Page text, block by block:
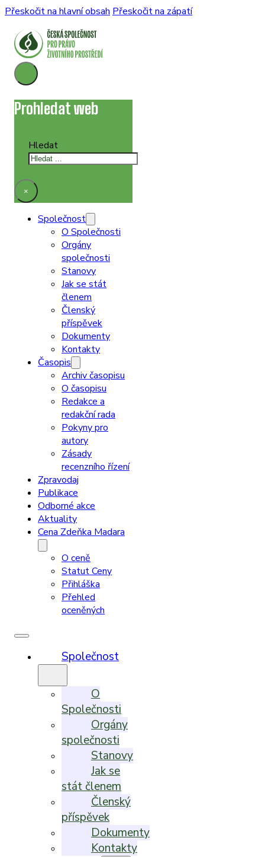
Přeskočit na hlavní obsah Přeskočit na zápatí
Prohledat web
Hledat
×
Společnost
O Společnosti
Orgány
společnosti
Stanovy
Jak se stát
členem
Členský
příspěvek
Dokumenty
Kontakty
Časopis
Archiv časopisu
O časopisu
Redakce a
redakční rada
Pokyny pro
autory
Zásady
recenzního řízení
Zpravodaj
Publikace
Odborné akce
Aktuality
Cena Zdeňka Madara
O ceně
Statut Ceny
Přihláška
Přehled
oceněných
Společnost
O
Společnosti
Orgány
společnosti
Stanovy
Jak se
stát členem
Členský
příspěvek
Dokumenty
Kontakty